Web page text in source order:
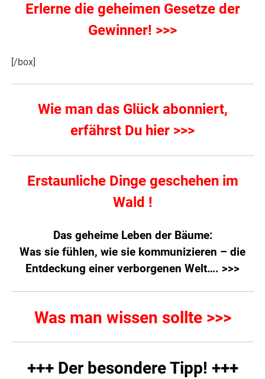
Erlerne die geheimen Gesetze der
Gewinner! >>>
[/box]
Wie man das Glück abonniert,
erfährst Du hier >>>
Erstaunliche Dinge geschehen im
Wald !
Das geheime Leben der Bäume:
Was sie fühlen, wie sie kommunizieren – die
Entdeckung einer verborgenen Welt…. >>>
Was man wissen sollte >>>
+++ Der besondere Tipp! +++